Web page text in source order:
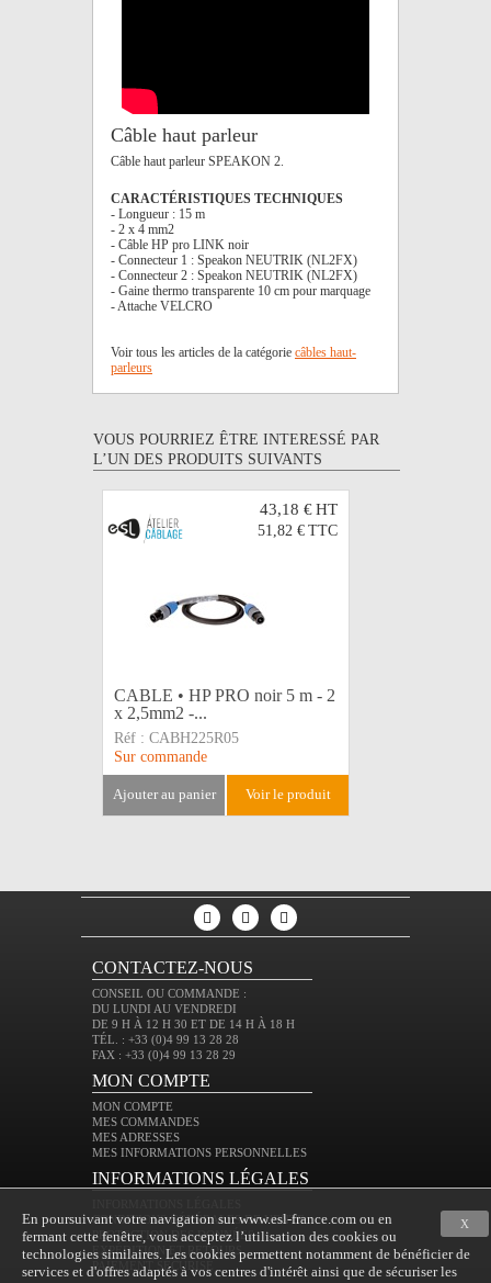
Câble haut parleur
Câble haut parleur SPEAKON 2.
CARACTÉRISTIQUES TECHNIQUES
- Longueur : 15 m
- 2 x 4 mm2
- Câble HP pro LINK noir
- Connecteur 1 : Speakon NEUTRIK (NL2FX)
- Connecteur 2 : Speakon NEUTRIK (NL2FX)
- Gaine thermo transparente 10 cm pour marquage
- Attache VELCRO
Voir tous les articles de la catégorie câbles haut-
parleurs
VOUS POURRIEZ ÊTRE INTERESSÉ PAR
L’UN DES PRODUITS SUIVANTS
43,18 €HT
51,82 € TTC
CABLE • HP PRO noir 5 m - 2
x 2,5mm2 -...
Réf : CABH225R05
Sur commande
ajouter au panier voir le produit
CONTACTEZ-NOUS
CONSEIL OU COMMANDE :
DU LUNDI AU VENDREDI
DE 9 H À 12 H 30 ET DE 14 H À 18 H
TÉL. : +33 (0)4 99 13 28 28
FAX : +33 (0)4 99 13 28 29
MON COMPTE
MON COMPTE
MES COMMANDES
MES ADRESSES
MES INFORMATIONS PERSONNELLES
INFORMATIONS LÉGALES
CONDITIONS GÉNÉRALES DE VENTE
PROTECTION DES DONNÉES
EXPÉDITION ET RETOURS
PAIEMENT SÉCURISÉ
X
En poursuivant votre navigation sur www.esl-france.com ou en
fermant cette fenêtre, vous acceptez l’utilisation des cookies ou
technologies similaires. Les cookies permettent notamment de bénéficier de
services et d'offres adaptés à vos centres d'intérêt ainsi que de sécuriser les